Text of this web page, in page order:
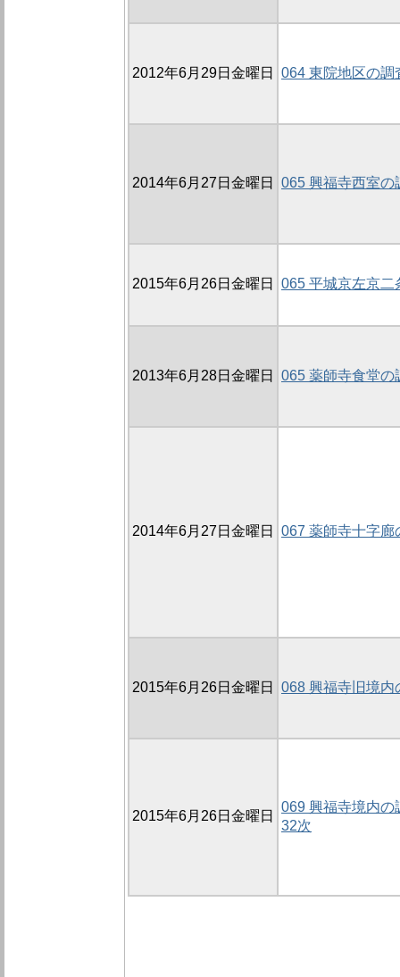
2012年6月29日金曜日 064 東院地区の
2014年6月27日金曜日 065 興福寺西室の
2015年6月26日金曜日 065 平城京左京二
2013年6月28日金曜日 065 薬師寺食堂の
2014年6月27日金曜日 067 薬師寺十字廊
2015年6月26日金曜日 068 興福寺旧境内
2015年6月26日金曜日
069 興福寺境内の
32次